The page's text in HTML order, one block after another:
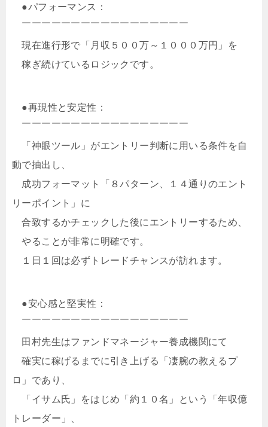
●パフォーマンス：
￣￣￣￣￣￣￣￣￣￣￣￣￣￣￣￣￣
現在進行形で「月収５００万～１０００万円」を
稼ぎ続けているロジックです。
●再現性と安定性：
￣￣￣￣￣￣￣￣￣￣￣￣￣￣￣￣￣
「神眼ツール」がエントリー判断に用いる条件を自
動で抽出し、
成功フォーマット「８パターン、１４通りのエント
リーポイント」に
合致するかチェックした後にエントリーするため、
やることが非常に明確です。
１日１回は必ずトレードチャンスが訪れます。
●安心感と堅実性：
￣￣￣￣￣￣￣￣￣￣￣￣￣￣￣￣￣
田村先生はファンドマネージャー養成機関にて
確実に稼げるまでに引き上げる「凄腕の教えるプ
ロ」であり、
「イサム氏」をはじめ「約１０名」という「年収億
トレーダー」、